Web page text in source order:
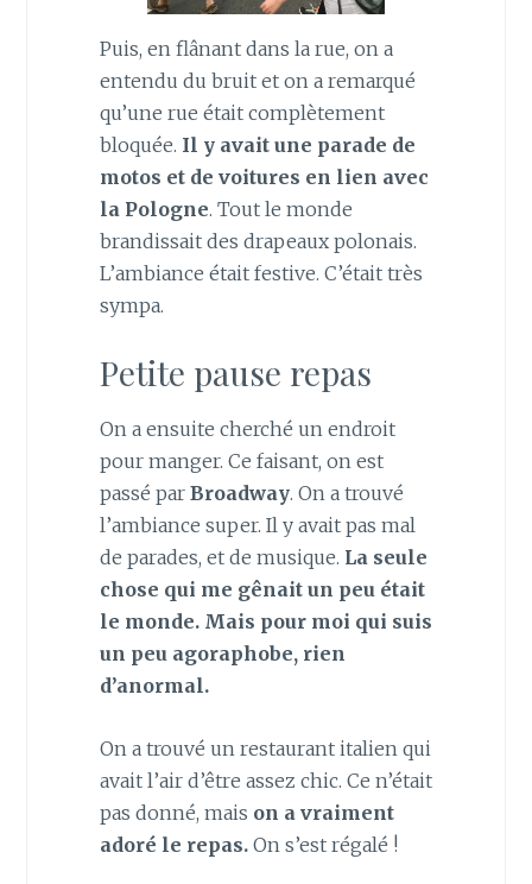
Puis, en flânant dans la rue, on a
entendu du bruit et on a remarqué
qu’une rue était complètement
bloquée. Il y avait une parade de
motos et de voitures en lien avec
la Pologne. Tout le monde
brandissait des drapeaux polonais.
L’ambiance était festive. C’était très
sympa.
Petite pause repas
On a ensuite cherché un endroit
pour manger. Ce faisant, on est
passé par Broadway. On a trouvé
l’ambiance super. Il y avait pas mal
de parades, et de musique. La seule
chose qui me gênait un peu était
le monde. Mais pour moi qui suis
un peu agoraphobe, rien
d’anormal.
On a trouvé un restaurant italien qui
avait l’air d’être assez chic. Ce n’était
pas donné, mais on a vraiment
adoré le repas.On s’est régalé !